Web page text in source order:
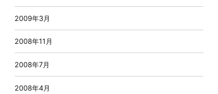
2009年3月
2008年11月
2008年7月
2008年4月